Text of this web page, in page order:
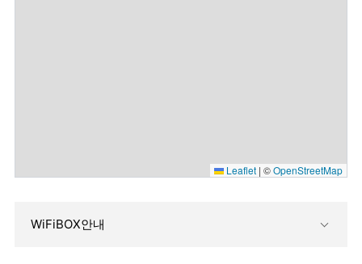
Leaflet | ©OpenStreetMap
WiFiBOX안내